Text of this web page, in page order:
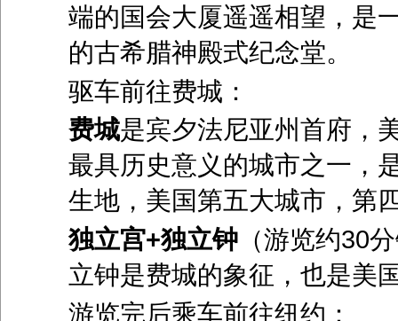
端的国会大厦遥遥相望，是
的古希腊神殿式纪念堂。
驱车前往费城：
费城是宾夕法尼亚州首府，
最具历史意义的城市之一，
生地，美国第五大城市，第
独立宫+独立钟（游览约30
立钟是费城的象征，也是美
游览完后乘车前往纽约：